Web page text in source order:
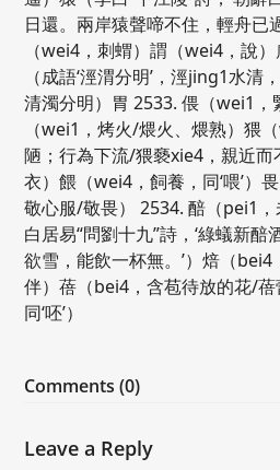
日還。兩岸猿聲啼不住，輕舟已
（wei4，刺蝟）謂（wei4，說）
（成語‘涇渭分明’，涇jing1水清
清濁分明）胃 2533. 偎（wei1
（wei1，烤火/煨火、煨熟）猥
陋；行為下流/猥褻xie4，親近
衣）餵（wei4，飼養，同‘喂’）
敬心服/敬畏） 2534. 醅（pei1
白居易“問劉十九”詩，‘綠蟻新
欲雪，能飲一杯無。’）焙（
伴）蓓（bei4，含苞待放的花/
同‘呸’）
Comments (0)
Leave a Reply